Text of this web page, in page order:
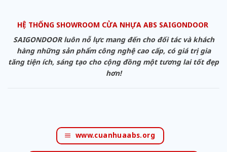
HỆ THỐNG SHOWROOM CỬA NHỰA ABS SAIGONDOOR
SAIGONDOOR luôn nỗ lực mang đến cho đối tác và khách
hàng những sản phẩm công nghệ cao cấp, có giá trị gia
tăng tiện ích, sáng tạo cho cộng đồng một tương lai tốt đẹp
hơn!
www.cuanhuaabs.org